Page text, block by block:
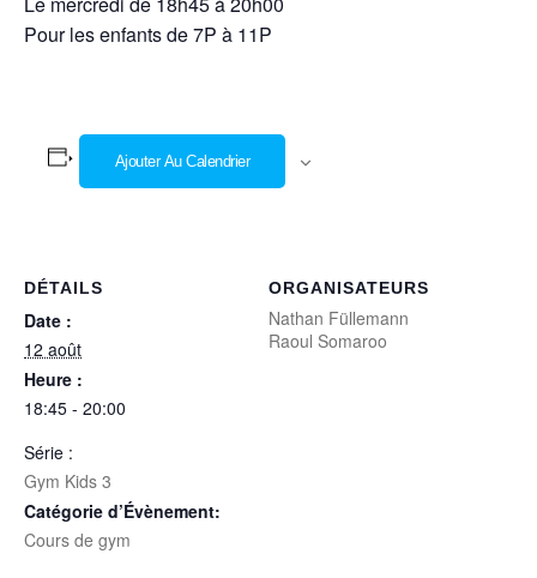
Pour les enfants de 7P à 11P
Ajouter Au Calendrier
DÉTAILS
Date :
12 août
Heure :
18:45 - 20:00
Série :
Gym Kids 3
Catégorie d’Évènement:
Cours de gym
ORGANISATEURS
Nathan Füllemann
Raoul Somaroo